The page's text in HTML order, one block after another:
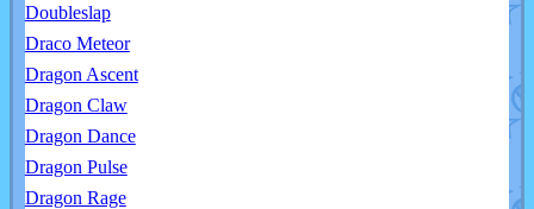
Doubleslap
Draco Meteor
Dragon Ascent
Dragon Claw
Dragon Dance
Dragon Pulse
Dragon Rage